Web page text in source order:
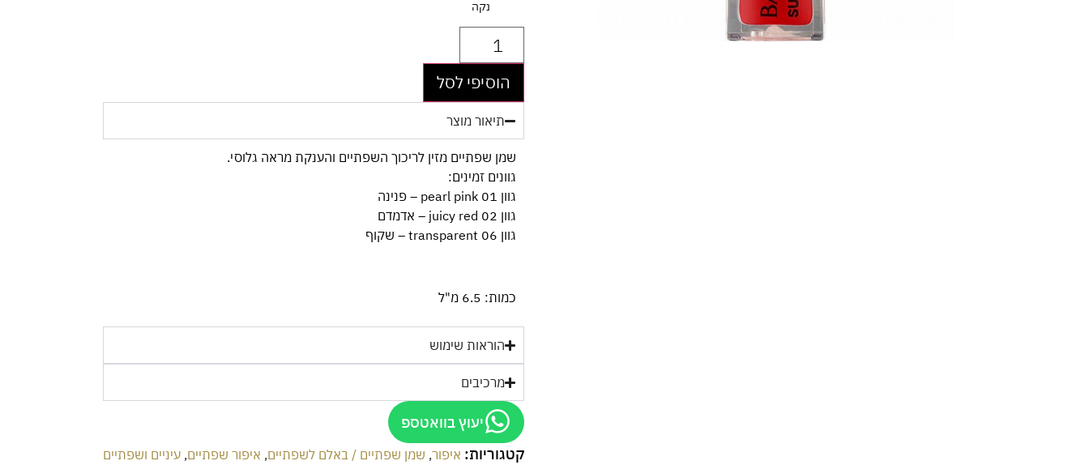
נקה
הוסיפי לסל
תיאור מוצר
שמן שפתיים מזין לריכוך השפתיים והענקת מראה גלוסי.
גוונים זמינים:
גוון 01 pearl pink – פנינה
גוון 02 juicy red – אדמדם
גוון 06 transparent – שקוף
כמות: 6.5 מ"ל
הוראות שימוש
מרכיבים
יעוץ בוואטספ
קטגוריות: איפור, שמן שפתיים / באלם לשפתיים, איפור שפתיים, עיניים ושפתיים